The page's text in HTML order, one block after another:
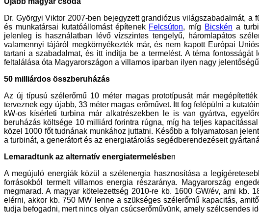
Dr. Györgyi Viktor 2007-ben bejegyzett grandiózus világszabadalmát,
és munkatársai kutatóállomást építenek Felcsúton, míg Bicskén a
jelenleg is használatban lévő vízszintes tengelyű, háromlapátos
valamennyi tájáról megkörnyékezték már, és nem kapott Európai
tartani a szabadalmat, és itt indítja be a termelést. A téma
feltalálása óta Magyarországon a villamos iparban ilyen nagy
50 milliárdos összberuházás
Az új típusú szélerőmű 10 méter magas prototípusát már
terveznek egy újabb, 33 méter magas erőművet. Itt fog felépülni a
kW-os kísérleti turbina már alkatrészekben le is van gyártva,
beruházás költsége 10 milliárd forintra rúgna, míg ha teljes
közel 1000 főt tudnának munkához juttatni. Később a folyamatosan
a turbinát, a generátort és az energiatárolás segédberendezéseit
Lemaradtunk az alternatív energiatermelésben
A megújuló energiák közül a szélenergia hasznosítása a
forrásokból termelt villamos energia részaránya. Magyarország
megmarad. A magyar kötelezettség 2010-re kb. 1600 GW/év, ami kb.
elérni, akkor kb. 750 MW lenne a szükséges szélerőmű kapacitás,
tudja befogadni, mert nincs olyan csúcserőművünk, amely szélcsendes